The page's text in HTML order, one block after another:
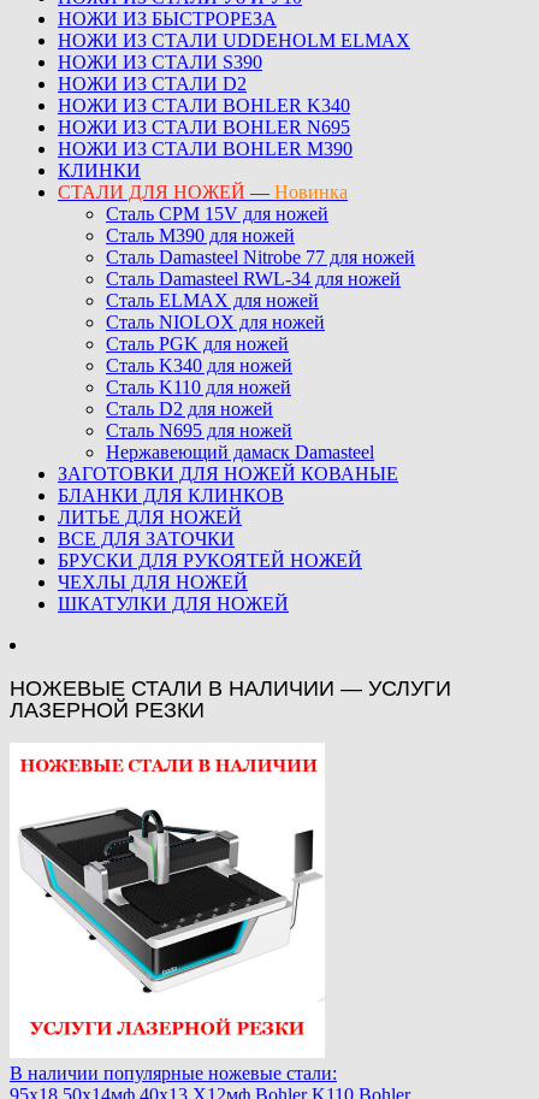
НОЖИ ИЗ БЫСТРОРЕЗА
НОЖИ ИЗ СТАЛИ UDDEHOLM ELMAX
НОЖИ ИЗ СТАЛИ S390
НОЖИ ИЗ СТАЛИ D2
НОЖИ ИЗ СТАЛИ BOHLER K340
НОЖИ ИЗ СТАЛИ BOHLER N695
НОЖИ ИЗ СТАЛИ BOHLER M390
КЛИНКИ
СТАЛИ ДЛЯ НОЖЕЙ — Новинка
Сталь CPM 15V для ножей
Сталь M390 для ножей
Сталь Damasteel Nitrobe 77 для ножей
Сталь Damasteel RWL-34 для ножей
Сталь ELMAX для ножей
Сталь NIOLOX для ножей
Сталь PGK для ножей
Сталь K340 для ножей
Сталь K110 для ножей
Сталь D2 для ножей
Сталь N695 для ножей
Нержавеющий дамаск Damasteel
ЗАГОТОВКИ ДЛЯ НОЖЕЙ КОВАНЫЕ
БЛАНКИ ДЛЯ КЛИНКОВ
ЛИТЬЕ ДЛЯ НОЖЕЙ
ВСЕ ДЛЯ ЗАТОЧКИ
БРУСКИ ДЛЯ РУКОЯТЕЙ НОЖЕЙ
ЧЕХЛЫ ДЛЯ НОЖЕЙ
ШКАТУЛКИ ДЛЯ НОЖЕЙ
НОЖЕВЫЕ СТАЛИ В НАЛИЧИИ — УСЛУГИ
ЛАЗЕРНОЙ РЕЗКИ
В наличии популярные ножевые стали:
95х18,50х14мф,40х13,Х12мф,Bohler K110,Bohler